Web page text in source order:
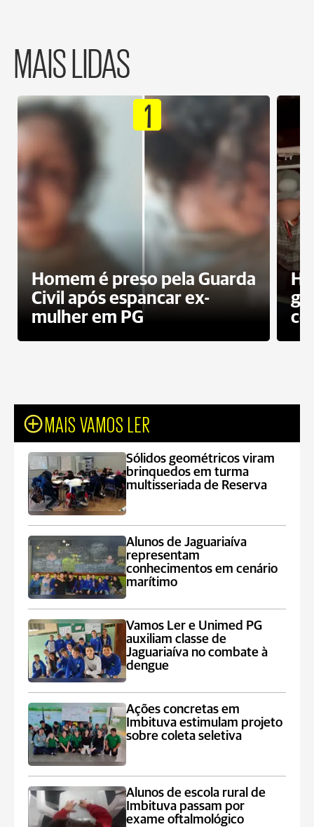
MAIS LIDAS
1
Homem é preso pela Guarda
Civil após espancar ex-
mulher em PG
MAIS VAMOS LER
Sólidos geométricos viram
brinquedos em turma
multisseriada de Reserva
Alunos de Jaguariaíva
representam
conhecimentos em cenário
marítimo
Vamos Ler e Unimed PG
auxiliam classe de
Jaguariaíva no combate à
dengue
Ações concretas em
Imbituva estimulam projeto
sobre coleta seletiva
Alunos de escola rural de
Imbituva passam por
exame oftalmológico